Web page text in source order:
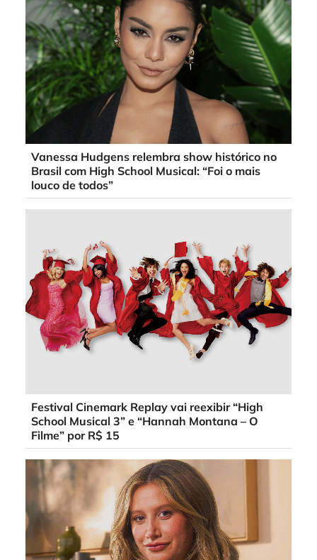
Vanessa Hudgens relembra show histórico no
Brasil com High School Musical: “Foi o mais
louco de todos”
Festival Cinemark Replay vai reexibir “High
School Musical 3” e “Hannah Montana – O
Filme” por R$ 15